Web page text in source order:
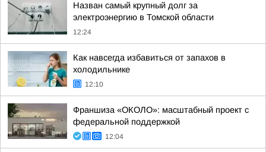
Назван самый крупный долг за
электроэнергию в Томской области
12:24
Как навсегда избавиться от запахов в
холодильнике
12:10
Франшиза «ОКОЛО»: масштабный проект с
федеральной поддержкой
12:04